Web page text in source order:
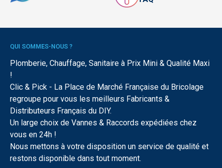
QUI SOMMES-NOUS ?
Plomberie, Chauffage, Sanitaire à Prix Mini & Qualité Maxi
!
Clic & Pick - La Place de Marché Française du Bricolage
regroupe pour vous les meilleurs Fabricants &
Distributeurs Français du DIY.
Un large choix de Vannes & Raccords expédiées chez
vous en 24h !
Nous mettons à votre disposition un service de qualité et
restons disponible dans tout moment.